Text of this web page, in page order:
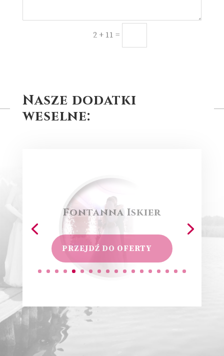
2 + 11 =
Nasze dodatki
weselne:
Fontanna Iskier
PRZEJDŹ DO OFERTY